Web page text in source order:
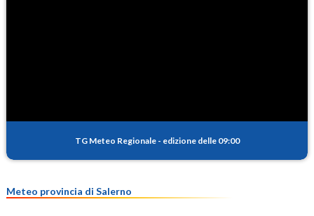
TG Meteo Regionale - edizione delle 09:00
Meteo provincia di Salerno